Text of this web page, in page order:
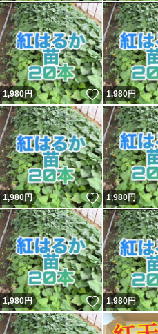
1,980円 いいね！
1,980円
1,980円 いいね！
1,980円
1,980円 いいね！
1,980円